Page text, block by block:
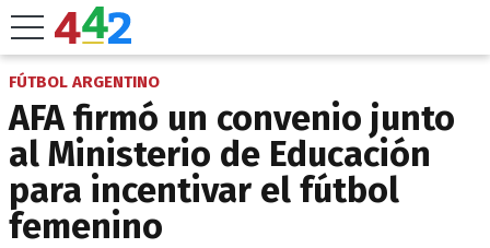
FÚTBOL ARGENTINO
AFA firmó un convenio junto
al Ministerio de Educación
para incentivar el fútbol
femenino